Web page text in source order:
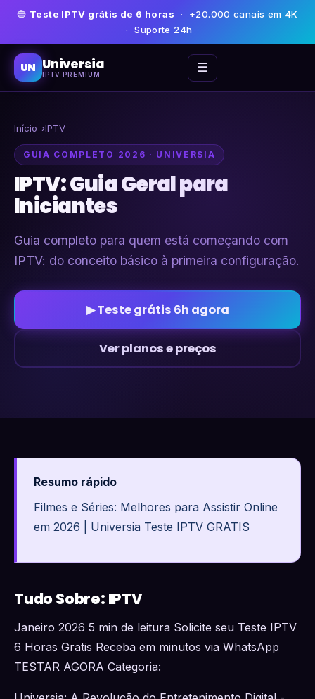
🔵 Teste IPTV grátis de 6 horas · +20.000 canais em 4K
· Suporte 24h
UN Universia
IPTV PREMIUM ☰
Início IPTV
GUIA COMPLETO 2026 · UNIVERSIA
IPTV: Guia Geral para
Iniciantes
Guia completo para quem está começando com
IPTV: do conceito básico à primeira configuração.
▶ Teste grátis 6h agora
Ver planos e preços
Resumo rápido
Filmes e Séries: Melhores para Assistir Online
em 2026 | Universia Teste IPTV GRATIS
Tudo Sobre: IPTV
Janeiro 2026 5 min de leitura Solicite seu Teste IPTV
6 Horas Gratis Receba em minutos via WhatsApp
TESTAR AGORA Categoria: